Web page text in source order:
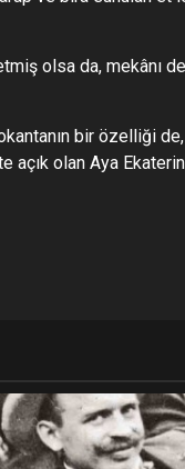
olsa da, mekânı
bir özelliği de,
olan Aya